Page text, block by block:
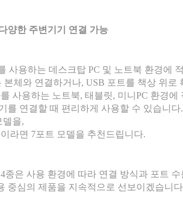
양한 주변기기 연결 가능
사용하는 데스크탑 PC 및 노트북 환경에
체와 연결하거나, USB 포트를 책상 위로
사용하는 노트북, 태블릿, 미니PC 환경에
를 연결할 때 편리하게 사용할 수 있습니다.
델을,
라면 7포트 모델을 추천드립니다.
종은 사용 환경에 따라 연결 방식과 포트
중심의 제품을 지속적으로 선보이겠습니